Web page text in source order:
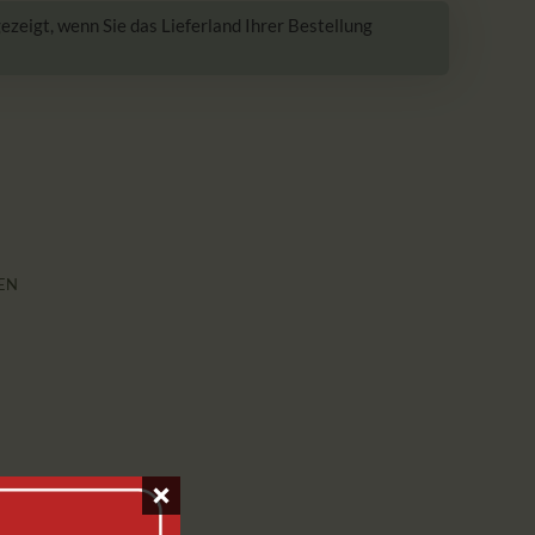
wenn Sie das Lieferland Ihrer Bestellung